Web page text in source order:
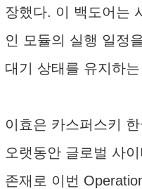
장했다. 이 백도어는
인 모듈의 실행 일정
대기 상태를 유지하
이효은 카스퍼스키
오랫동안 글로벌 사
존재로 이번